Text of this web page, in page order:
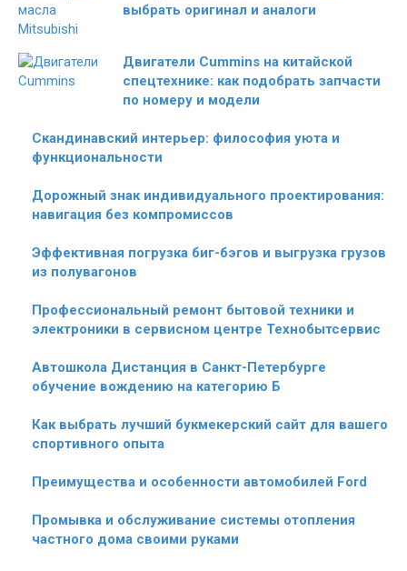
выбрать оригинал и аналоги
Двигатели Cummins на китайской
спецтехнике: как подобрать запчасти
по номеру и модели
Скандинавский интерьер: философия уюта и
функциональности
Дорожный знак индивидуального проектирования:
навигация без компромиссов
Эффективная погрузка биг-бэгов и выгрузка грузов
из полувагонов
Профессиональный ремонт бытовой техники и
электроники в сервисном центре Технобытсервис
Автошкола Дистанция в Санкт-Петербурге
обучение вождению на категорию Б
Как выбрать лучший букмекерский сайт для вашего
спортивного опыта
Преимущества и особенности автомобилей Ford
Промывка и обслуживание системы отопления
частного дома своими руками